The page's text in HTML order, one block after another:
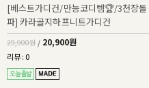
[베스트가디건/만능코디템🏆/3천장돌
파] 카라골지하프니트가디건
29,900원 / 20,900원
리뷰 : 0